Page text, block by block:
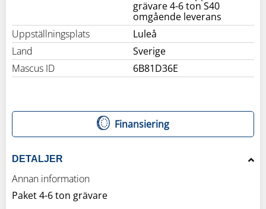
grävare 4-6 ton S40
omgående leverans
Uppställningsplats
Luleå
Land
Sverige
Mascus ID
6B81D36E
Finansiering
DETALJER
Annan information
Paket 4-6 ton grävare